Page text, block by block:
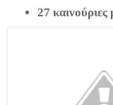
27 καινούριες